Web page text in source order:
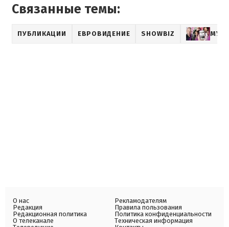
Связанные темы:
ПУБЛИКАЦИИ ЕВРОВИДЕНИЕ SHOWBIZ
О нас
Редакция
Редакционная политика
О телеканале
Рекламодателям
Правила пользования
Политика конфиденциальности
Техническая информация